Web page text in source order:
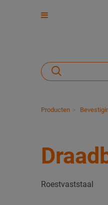
Producten
Roestvaststaal